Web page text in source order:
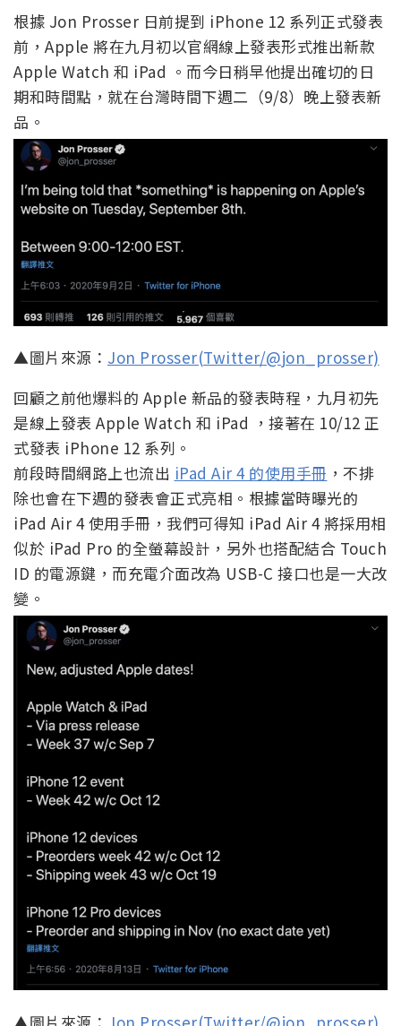
根據 Jon Prosser 日前提到 iPhone 12 系列正式發表
前，Apple 將在九月初以官網線上發表形式推出新款
Apple Watch 和 iPad 。而今日稍早他提出確切的日
期和時間點，就在台灣時間下週二（9/8）晚上發表新
品。
▲圖片來源： Jon Prosser(Twitter/@jon_prosser)
回顧之前他爆料的 Apple 新品的發表時程，九月初先
是線上發表 Apple Watch 和 iPad ，接著在 10/12 正
式發表 iPhone 12 系列。
前段時間網路上也流出 iPad Air 4 的使用手冊 ，不排
除也會在下週的發表會正式亮相。根據當時曝光的
iPad Air 4 使用手冊，我們可得知 iPad Air 4 將採用相
似於 iPad Pro 的全螢幕設計，另外也搭配結合 Touch
ID 的電源鍵，而充電介面改為 USB-C 接口也是一大改
變。